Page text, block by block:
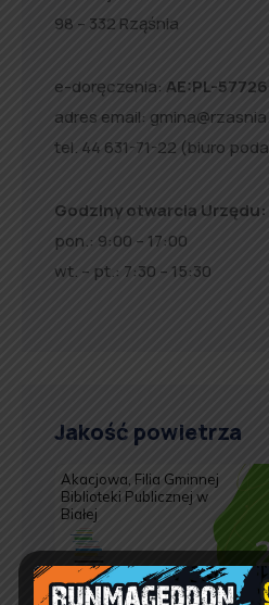
98 – 332 Rząśnia
e-doręczenia: AE:PL-
adres email:
tel. 44 631-71-22 (biuro
Godziny otwarcia Urzędu:
pon.: 9:00 – 17:00
wt. – pt.: 7:30 – 15:30
Jakość powietrza